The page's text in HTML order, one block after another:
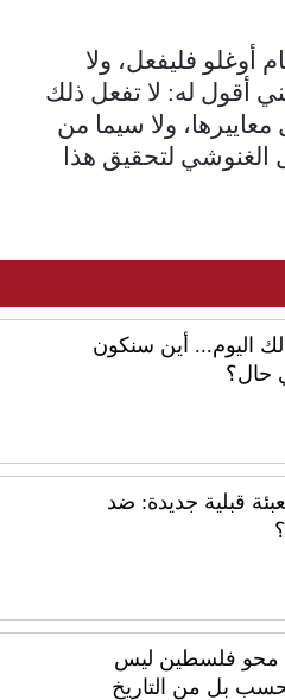
أوغلو فليفعل، ولا
أقول له: لا تفعل ذلك
ولا سيما من
الغنوشي لتحقيق هذا
اليوم... أين سنكون
حال؟
قبلية جديدة: ضد
محو فلسطين ليس
بل من التاريخ